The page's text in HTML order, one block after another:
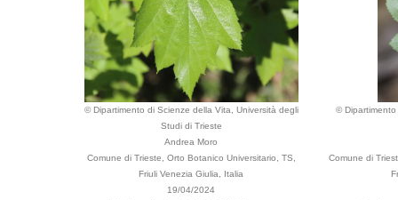
© Dipartimento di Scienze della Vita, Università degli
Studi di Trieste
Andrea Moro
Comune di Trieste, Orto Botanico Universitario, TS,
Friuli Venezia Giulia, Italia
19/04/2024
©
Comune di